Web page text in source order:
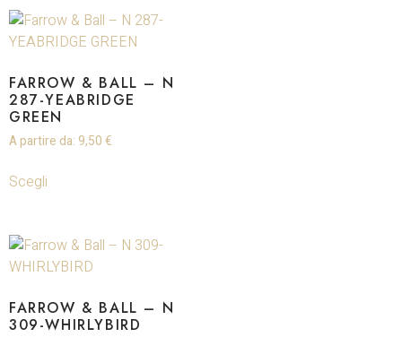
FARROW & BALL – N
287-YEABRIDGE
GREEN
A partire da: 9,50 €
Scegli
FARROW & BALL – N
309-WHIRLYBIRD